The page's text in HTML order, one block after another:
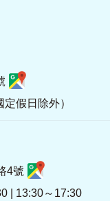
假日除外）
4號
| 13:30～17:30